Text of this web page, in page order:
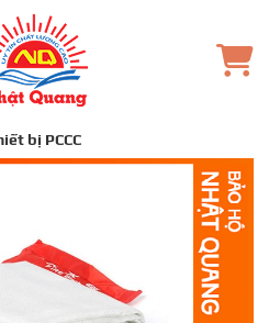
bị PCCC